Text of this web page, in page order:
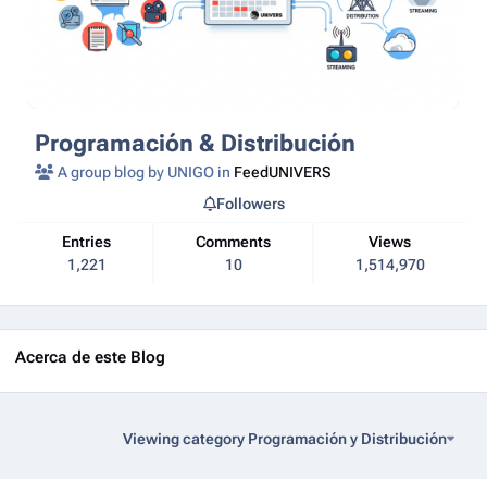
Programación & Distribución
A group blog by UNIGO in FeedUNIVERS
Entries
1,221
Comments
10
Views
1,514,970
Followers
Acerca de este Blog
Viewing category Programación y Distribución